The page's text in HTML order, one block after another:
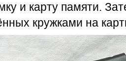
и карту памяти.
кружками на